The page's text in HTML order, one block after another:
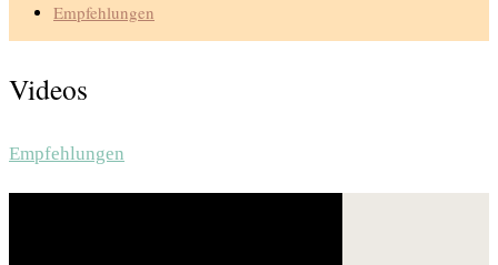
Empfehlungen
Videos
Empfehlungen